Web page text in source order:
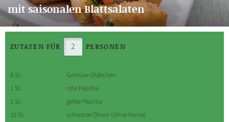
mit saisonalen Blattsalaten
ZUTATEN FÜR PERSONEN
8 St.
Gemüse-Stäbchen
1 St.
rote Paprika
1 St.
gelbe Paprika
10 St.
schwarze Oliven (ohne Kerne)